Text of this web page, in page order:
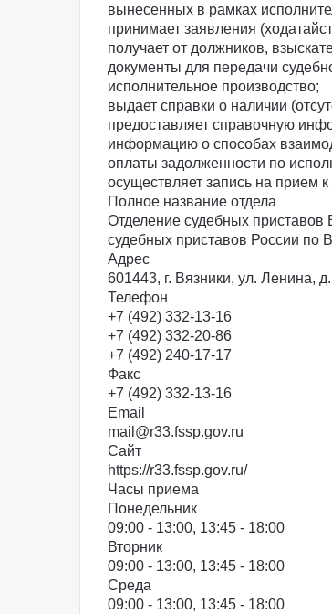
вынесенных в рамках
принимает заявления
получает от должников,
документы для передачи
исполнительное производство;
выдает справки о наличии
предоставляет справочную
информацию о способах
оплаты задолженности по
осуществляет запись на прием
Полное название отдела
Отделение судебных
судебных приставов России по
Адрес
601443, г. Вязники, ул. Ленина,
Телефон
+7 (492) 332-13-16
+7 (492) 332-20-86
+7 (492) 240-17-17
Факс
+7 (492) 332-13-16
Email
mail@r33.fssp.gov.ru
Сайт
https://r33.fssp.gov.ru/
Часы приема
Понедельник
09:00 - 13:00, 13:45 - 18:00
Вторник
09:00 - 13:00, 13:45 - 18:00
Среда
09:00 - 13:00, 13:45 - 18:00